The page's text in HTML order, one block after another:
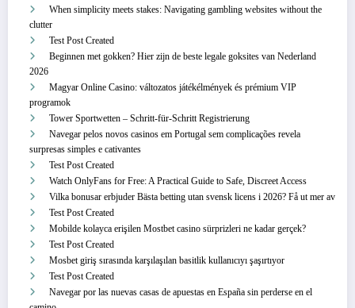
When simplicity meets stakes: Navigating gambling websites without the
clutter
Test Post Created
Beginnen met gokken? Hier zijn de beste legale goksites van Nederland
2026
Magyar Online Casino: változatos játékélmények és prémium VIP
programok
Tower Sportwetten – Schritt‑für‑Schritt Registrierung
Navegar pelos novos casinos em Portugal sem complicações revela
surpresas simples e cativantes
Test Post Created
Watch OnlyFans for Free: A Practical Guide to Safe, Discreet Access
Vilka bonusar erbjuder Bästa betting utan svensk licens i 2026? Få ut mer av
Test Post Created
Mobilde kolayca erişilen Mostbet casino sürprizleri ne kadar gerçek?
Test Post Created
Mosbet giriş sırasında karşılaşılan basitlik kullanıcıyı şaşırtıyor
Test Post Created
Navegar por las nuevas casas de apuestas en España sin perderse en el